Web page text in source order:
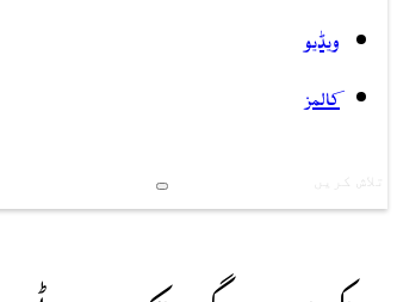
ویڈیو
کالمز
Search